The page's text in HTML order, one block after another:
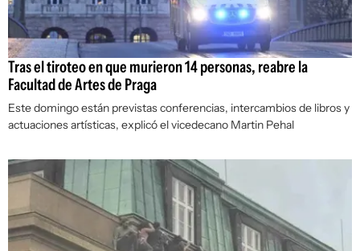
Tras el tiroteo en que murieron 14 personas, reabre la
Facultad de Artes de Praga
Este domingo están previstas conferencias, intercambios de libros y
actuaciones artísticas, explicó el vicedecano Martin Pehal